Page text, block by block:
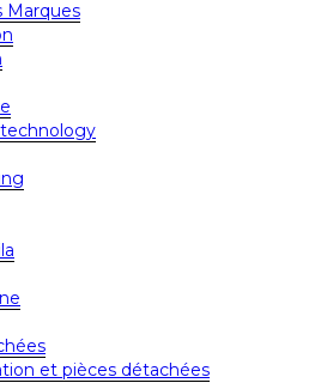
Marques
et pièces détachées